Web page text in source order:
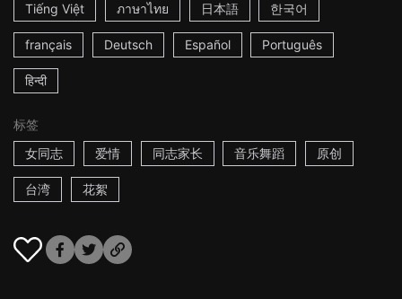
Tiếng Việt ภาษาไทย 日本語 한국어
français Deutsch Español Português
हिन्दी
标签
女同志
爱情 同志家长 音乐舞蹈 原创
台湾 花絮